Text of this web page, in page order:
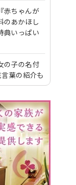
赤ちゃんが
のあかほし
典いっぱい
の子の名付
葉の紹介も